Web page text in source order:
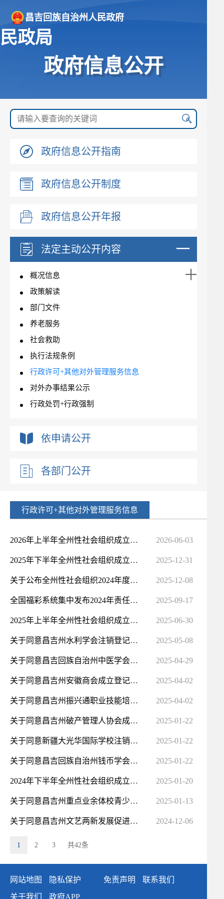
昌吉回族自治州人民政府
民政局
政府信息公开
政府信息公开指南
政府信息公开制度
政府信息公开年报
法定主动公开内容
概况信息
政策解读
部门文件
养老服务
社会救助
执行法规条例
行政许可+其他对外管理服务信息
对外办事结果公示
行政处罚+行政强制
依申请公开
各部门公开
行政许可+其他对外管理服务信息
2026年上半年全州性社会组织成立、变更、注销登记及章程核准公告（1月-5月） 2026-06-03
2025年下半年全州性社会组织成立、变更、注销登记及章程核准公告 2025-12-31
关于公布全州性社会组织2024年度检查结果的通知 2025-12-08
全国福彩系统集中发布2024年责任彩票报告 2025-09-17
2025年上半年全州性社会组织成立、变更、注销登记及章程核准公告 2025-06-30
关于同意昌吉州水利学会注销登记的批复 2025-05-08
关于同意昌吉回族自治州中医学会注销登记的批复 2025-04-29
关于同意昌吉州安徽商会成立登记的批复 2025-04-02
关于同意昌吉州振兴通职业技能培训学校注销登记的批复 2025-04-02
关于同意昌吉州破产管理人协会成立登记的批复 2025-01-22
关于同意新疆大光华国际学校注销登记的批复 2025-01-22
关于同意昌吉回族自治州钱币学会注销登记的批复 2025-01-22
2024年下半年全州性社会组织成立、变更、注销登记、章程核准公告 2025-01-20
关于同意昌吉州重点业余体校青少年体育俱乐部注销登记的批复 2025-01-13
关于同意昌吉州文艺两新发展促进会成立登记的批复 2024-12-06
1 2 3 共42条
网站地图 隐私保护 免责声明
联系我们
关于我们
政府APP